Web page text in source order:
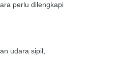
perlu dilengkapi
udara sipil,